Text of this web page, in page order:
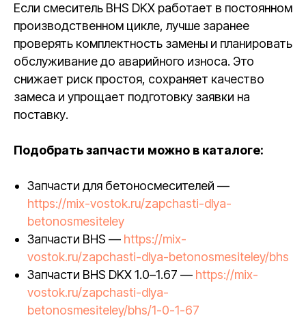
Если смеситель BHS DKX работает в постоянном
производственном цикле, лучше заранее
проверять комплектность замены и планировать
обслуживание до аварийного износа. Это
снижает риск простоя, сохраняет качество
замеса и упрощает подготовку заявки на
поставку.
Подобрать запчасти можно в каталоге:
Запчасти для бетоносмесителей —
https://mix-vostok.ru/zapchasti-dlya-
betonosmesiteley
Запчасти BHS — https://mix-
vostok.ru/zapchasti-dlya-betonosmesiteley/bhs
Запчасти BHS DKX 1.0–1.67 — https://mix-
vostok.ru/zapchasti-dlya-
betonosmesiteley/bhs/1-0-1-67